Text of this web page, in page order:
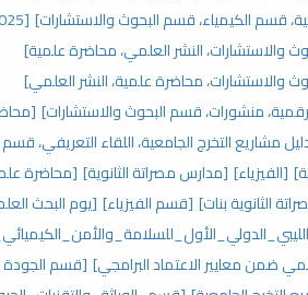
قسم الكيمياء، قسم البحوث والاستشارات] [2025]
والاستشارات، النشر العلمي، محاضرة علمية]
والاستشارات، محاضرة علمية، النشر العلمي]
منشورات، قسم البحوث والاستشارات]
مشاريع التخرج الجامعية، اللقاء التعريفي،
[الفيزياء] [مدارس مصراتة الثانوية] [محاضرة
الثانوية بنات] [قسم الفيزياء] [يوم البحث
ضمن معايير الاعتماد البرامجي] [قسم الجودة